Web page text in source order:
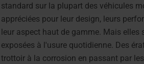
standard sur la plupart des véhicules
appréciées pour leur design, leurs
leur aspect haut de gamme. Mais elles
exposées à l'usure quotidienne. Des
trottoir à la corrosion en passant par